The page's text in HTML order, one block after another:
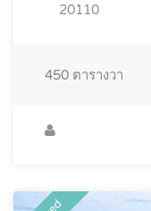
20110
450 ตารางวา